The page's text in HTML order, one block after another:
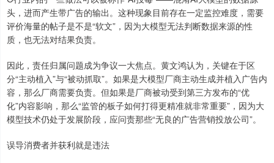
头，进而产生带广告的输出。这种现象目前存在一定监控难度，需要
评价海量的帖子是不是“软文”，因为大模型无法判断数据来源的性
质，也无法对结果负责。
因此，责任归属问题成为争议一大焦点。黄文鸿认为，关键在于区
分“主动植入”与“被动抓取”。如果是大模型厂商主动生成并植入广告内
容，那么厂商需要负责。但如果是厂商被动受到第三方发布的“优
化”内容影响，那么“监管的板子如何打得更精准就非常重要”，因为大
模型技术仍处于发展阶段，应问责那些“无良的广告营销投放公司”。
误导消费者并获利就是违法